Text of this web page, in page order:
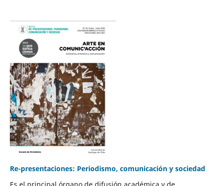
Re-presentaciones: Periodismo, comunicación y sociedad
Es el principal órgano de difusión académica y de